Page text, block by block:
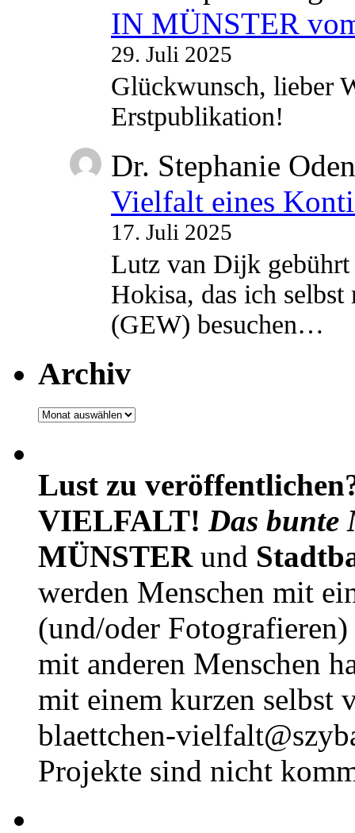
IN MÜNSTER
29. Juli 2025
Glückwunsch, lieber
Erstpublikation!
Dr. Stephanie
Vielfalt eines
17. Juli 2025
Lutz van Dijk
Hokisa, das ich
(GEW) besuchen…
Archiv
Archiv
Lust zu
VIELFALT! Das bunte
MÜNSTERund
werden Menschen mit
(und/oder
mit anderen Menschen
mit einem kurzen selbst
blaettchen-
Projekte sind nicht